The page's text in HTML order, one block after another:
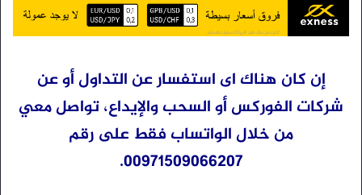
إن كان هناك اى استفسار عن التداول أو عن
شركات الفوركس أو السحب والإيداع، تواصل معي
من خلال الواتساب فقط على رقم
00971509066207.